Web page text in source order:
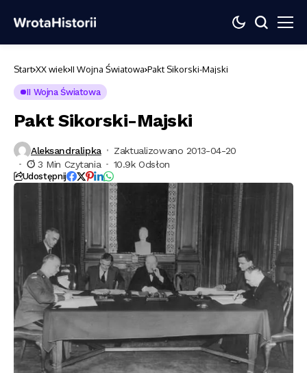
Start XX wiek II Wojna Światowa Pakt Sikorski-Majski
II Wojna Światowa
Pakt Sikorski-Majski
Aleksandralipka
Zaktualizowano 2013-04-20
3 Min Czytania
10.9k Odsłon
Udostępnij